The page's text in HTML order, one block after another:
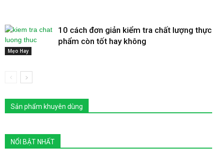
Mẹo Hay
10 cách đơn giản kiểm tra chất lượng thực
phẩm còn tốt hay không
Sản phẩm khuyên dùng
NỔI BẬT NHẤT